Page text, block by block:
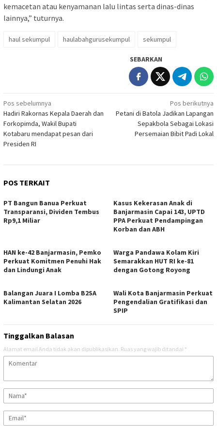
kemacetan atau kenyamanan lalu lintas serta dinas-dinas
lainnya,” tuturnya.
haul sekumpul haulabahgurusekumpul sekumpul
SEBARKAN
Navigasi
pos
Pos sebelumnya
Hadiri Rakornas Kepala Daerah dan
Forkopimda, Wakil Bupati
Kotabaru mendapat pesan dari
Presiden RI
Pos berikutnya
Petani di Batola Jadikan Lapangan
Sepakbola Sebagai Lokasi
Persemaian Bibit Padi Lokal
POS TERKAIT
PT Bangun Banua Perkuat
Transparansi, Dividen Tembus
Rp9,1 Miliar
Kasus Kekerasan Anak di
Banjarmasin Capai 143, UPTD
PPA Perkuat Pendampingan
Korban dan ABH
HAN ke-42 Banjarmasin, Pemko
Perkuat Komitmen Penuhi Hak
dan Lindungi Anak
Warga Pandawa Kolam Kiri
Semarakkan HUT RI ke-81
dengan Gotong Royong
Balangan Juara I Lomba B2SA
Kalimantan Selatan 2026
Wali Kota Banjarmasin Perkuat
Pengendalian Gratifikasi dan
SPIP
Tinggalkan Balasan
Alamat email Anda tidak akan dipublikasikan. Ruas yang wajib ditandai *